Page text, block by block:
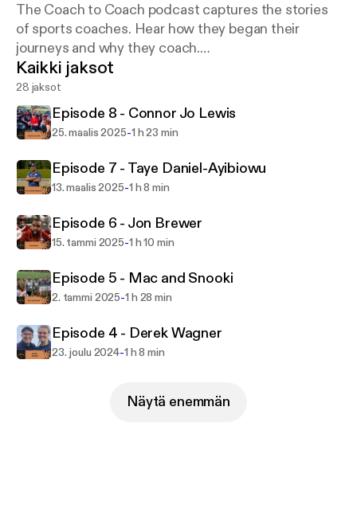
The Coach to Coach podcast captures the stories
of sports coaches. Hear how they began their
journeys and why they coach.
Hosted by Sean "Snacks" Lindersmith who is a
rugby professional, personality, and storyteller.
Kaikki jaksot
28 jaksot
Episode 8 - Connor Jo Lewis
25. maalis 2025-1 h 23 min
Episode 7 - Taye Daniel-Ayibiowu
13. maalis 2025-1 h 8 min
Episode 6 - Jon Brewer
15. tammi 2025-1 h 10 min
Episode 5 - Mac and Snooki
2. tammi 2025-1 h 28 min
Episode 4 - Derek Wagner
23. joulu 2024-1 h 8 min
Näytä enemmän